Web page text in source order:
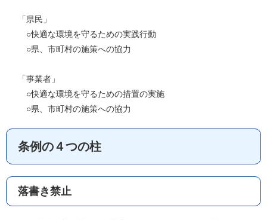
「県民」
○快適な環境を守るための実践行動
○県、市町村の施策への協力
「事業者」
○快適な環境を守るための措置の実施
○県、市町村の施策への協力
条例の４つの柱
落書き禁止